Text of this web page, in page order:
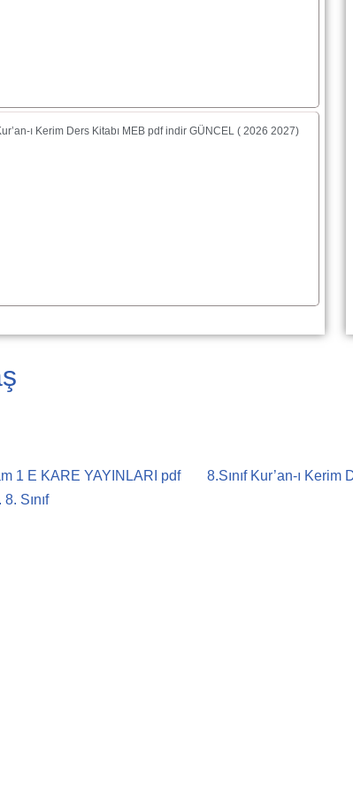
ı Kerim Ders Kitabı MEB pdf indir GÜNCEL ( 2026 2027)
1 E KARE YAYINLARI pdf
Sınıf
8.Sınıf Kur’an-ı